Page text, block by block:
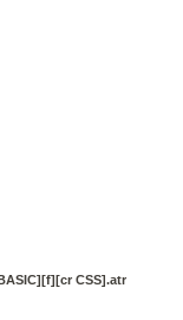
CSS].atr